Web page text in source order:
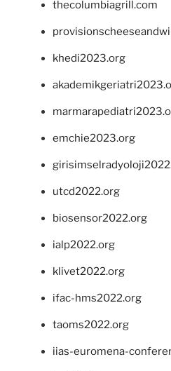
thecolumbiagrill.com
khedi2023.org
emchie2023.org
utcd2022.org
biosensor2022.org
ialp2022.org
klivet2022.org
ifac-hms2022.org
taoms2022.org
iias-euromena-